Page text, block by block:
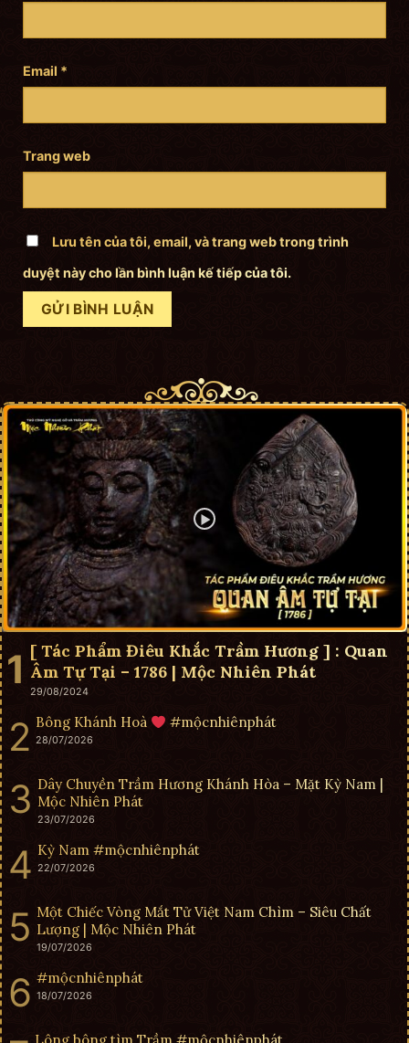
Email *
Trang web
Lưu tên của tôi, email, và trang web trong trình
duyệt này cho lần bình luận kế tiếp của tôi.
[ Tác Phẩm Điêu Khắc Trầm Hương ] : Quan
Âm Tự Tại – 1786 | Mộc Nhiên Phát
29/08/2024
Bông Khánh Hoà #mộcnhiênphát
28/07/2026
Dây Chuyền Trầm Hương Khánh Hòa – Mặt Kỳ Nam |
Mộc Nhiên Phát
23/07/2026
Kỳ Nam #mộcnhiênphát
22/07/2026
Một Chiếc Vòng Mắt Tử Việt Nam Chìm – Siêu Chất
Lượng | Mộc Nhiên Phát
19/07/2026
#mộcnhiênphát
18/07/2026